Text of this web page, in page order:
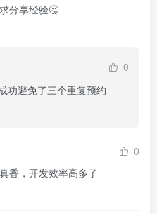
分享经验🤔
0
功避免了三个重复预约
0
香，开发效率高多了